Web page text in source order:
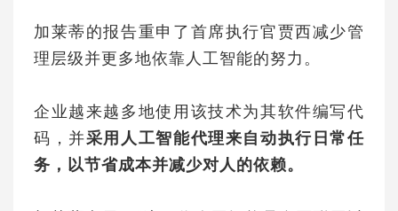
加莱蒂的报告重申了首席执行官贾西减少管
理层级并更多地依靠人工智能的努力。
企业越来越多地使用该技术为其软件编写代
码，并采用人工智能代理来自动执行日常任
务，以节省成本并减少对人的依赖。